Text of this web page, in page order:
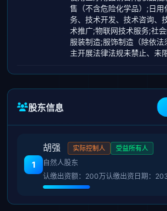
售（不含危险化学品）;日用
务、技术开发、技术咨询、
术推广;物联网技术服务;社
服装制造;服饰制造（除依法
主开展法律法规未禁止、未
股东信息
1
胡强 实际控制人 受益所有人
自然人股东
认缴出资额：200万认缴出资日期：